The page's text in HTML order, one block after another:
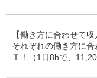
【働き方に合わせて
それぞれの働き方に
Ｔ！（1日8hで、